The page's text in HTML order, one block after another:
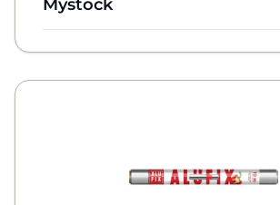
Mystock